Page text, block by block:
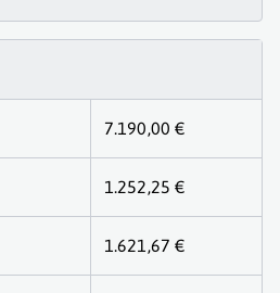
7.190,00 €
1.252,25 €
1.621,67 €